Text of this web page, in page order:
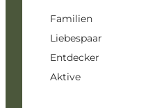
Familien
Liebespaar
Entdecker
Aktive